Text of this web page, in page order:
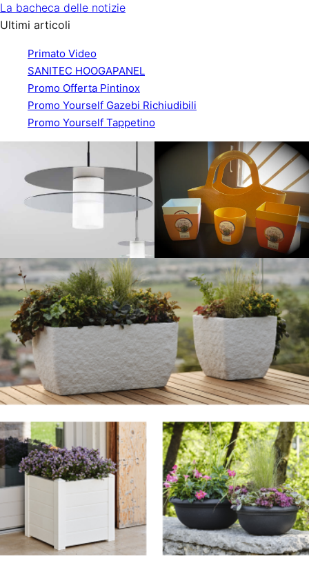
La bacheca delle notizie
Ultimi articoli
Primato Video
SANITEC HOOGAPANEL
Promo Offerta Pintinox
Promo Yourself Gazebi Richiudibili
Promo Yourself Tappetino